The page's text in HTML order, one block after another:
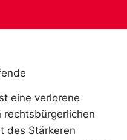
eine verlorene
rechtsbürgerlichen
des Stärkeren